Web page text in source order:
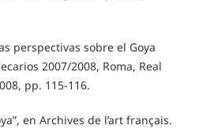
perspectivas sobre el Goya
2007/2008, Roma, Real
pp. 115-116.
en Archives de l’art français.